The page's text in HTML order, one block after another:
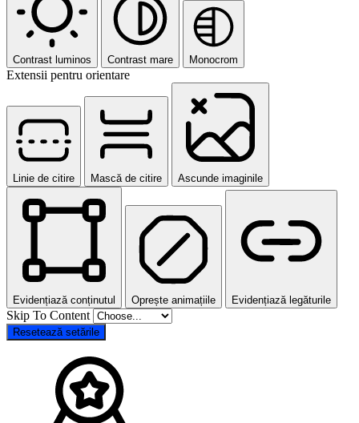
Contrast luminos Contrast mare Monocrom
Extensii pentru orientare
Linie de citire Mască de citire Ascunde imaginile
Evidențiază conținutul Oprește animațiile Evidențiază legăturile
Skip To Content
Resetează setările